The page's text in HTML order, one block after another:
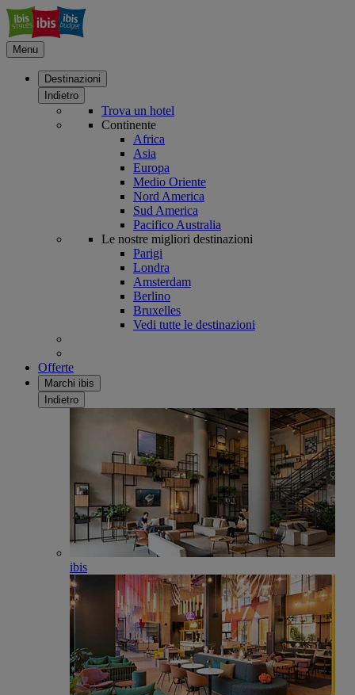
Menu
Destinazioni
Indietro
Trova un hotel
Continente
Africa
Asia
Europa
Medio Oriente
Nord America
Sud America
Pacifico Australia
Le nostre migliori destinazioni
Parigi
Londra
Amsterdam
Berlino
Bruxelles
Vedi tutte le destinazioni
Offerte
Marchi ibis
Indietro
ibis